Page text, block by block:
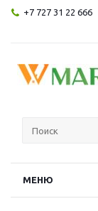
+7 727 31 22 666
МЕНЮ